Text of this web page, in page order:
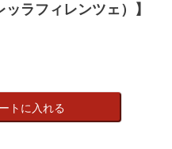
ラフィレンツェ）】
トに入れる